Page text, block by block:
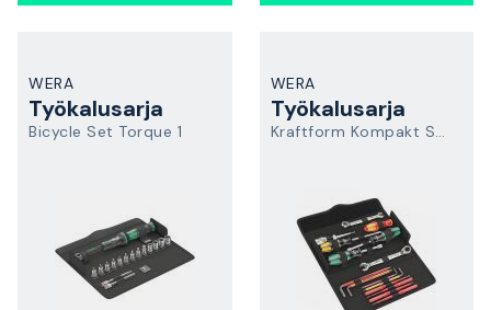
WERA
Työkalusarja
Bicycle Set Torque 1
WERA
Työkalusarja
Kraftform Kompakt SH 2